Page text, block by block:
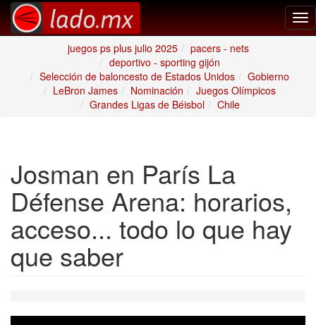
juegos ps plus julio 2025
pacers - nets
deportivo - sporting gijón
Selección de baloncesto de Estados Unidos
Gobierno
LeBron James
Nominación
Juegos Olímpicos
Grandes Ligas de Béisbol
Chile
Josman en París La
Défense Arena: horarios,
acceso... todo lo que hay
que saber